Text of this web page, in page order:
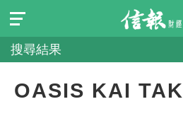
搜尋結果
OASIS KAI TAK